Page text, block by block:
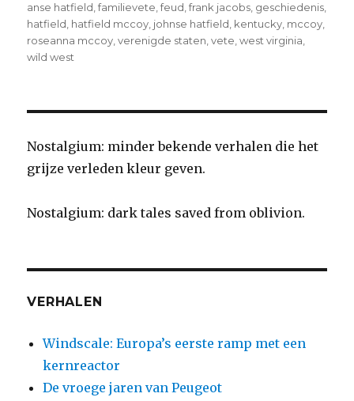
op
anse hatfield,familievete,feud,frank jacobs, geschiedenis,
hatfield, hatfield mccoy, johnse hatfield, kentucky, mccoy,
roseanna mccoy,verenigde staten,vete,west virginia,
wild west
Nostalgium: minder bekende verhalen die het
grijze verleden kleur geven.
Nostalgium: dark tales saved from oblivion.
VERHALEN
Windscale: Europa’s eerste ramp met een
kernreactor
De vroege jaren van Peugeot